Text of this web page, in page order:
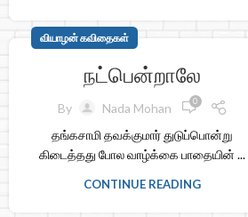
வியாழன் கவிதைகள்
நட்பென்றாலே
By Nada Mohan 0
தங்கசாமி தவக்குமார் துடுப்பொன்று
கிடைத்தது போல வாழ்க்கை பாதையின் ...
CONTINUE READING